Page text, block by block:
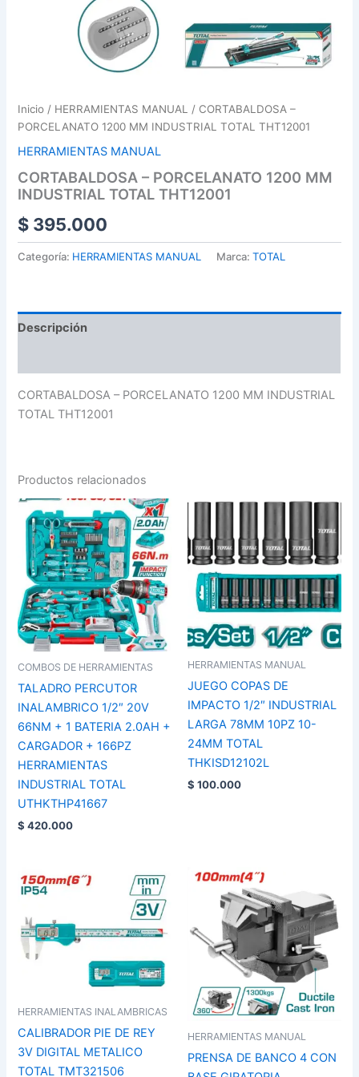
Inicio / HERRAMIENTAS MANUAL
/ CORTABALDOSA –
PORCELANATO 1200 MM INDUSTRIAL TOTAL THT12001
HERRAMIENTAS MANUAL
CORTABALDOSA – PORCELANATO 1200 MM
INDUSTRIAL TOTAL THT12001
$ 395.000
Categoría: HERRAMIENTAS MANUAL Marca:TOTAL
Descripción
CORTABALDOSA – PORCELANATO 1200 MM INDUSTRIAL
TOTAL THT12001
Productos relacionados
COMBOS DE HERRAMIENTAS
TALADRO PERCUTOR
INALAMBRICO 1/2″ 20V
66NM + 1 BATERIA 2.0AH +
CARGADOR + 166PZ
HERRAMIENTAS
INDUSTRIAL TOTAL
UTHKTHP41667
$ 420.000
HERRAMIENTAS MANUAL
JUEGO COPAS DE
IMPACTO 1/2″ INDUSTRIAL
LARGA 78MM 10PZ 10-
24MM TOTAL
THKISD12102L
$ 100.000
HERRAMIENTAS INALAMBRICAS
CALIBRADOR PIE DE REY
3V DIGITAL METALICO
TOTAL TMT321506
HERRAMIENTAS MANUAL
PRENSA DE BANCO 4 CON